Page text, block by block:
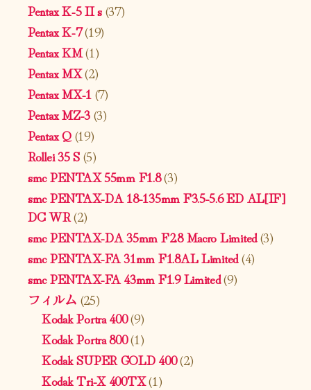
Pentax K-5 II s(37)
Pentax K-7(19)
Pentax KM(1)
Pentax MX(2)
Pentax MX-1 (7)
Pentax MZ-3(3)
Pentax Q(19)
Rollei 35 S(5)
smc PENTAX 55mm F1.8(3)
smc PENTAX-DA 18-135mm F3.5-5.6 ED AL[IF]
DC WR(2)
smc PENTAX-DA 35mm F2.8 Macro Limited(3)
smc PENTAX-FA 31mm F1.8AL Limited(4)
smc PENTAX-FA 43mm F1.9 Limited(9)
フィルム (25)
Kodak Portra 400(9)
Kodak Portra 800(1)
Kodak SUPER GOLD 400(2)
Kodak Tri-X 400TX(1)